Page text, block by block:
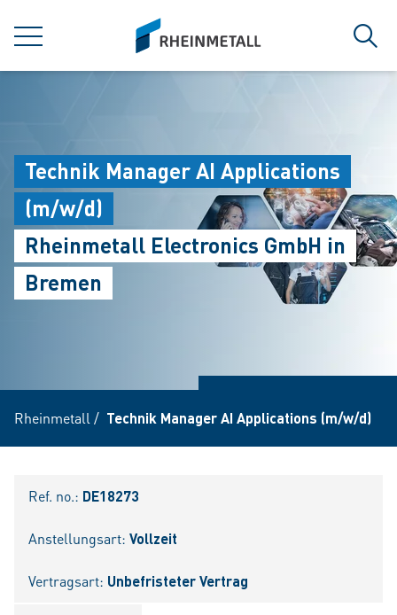
MENU
siteLogo
Technik Manager AI Applications
(m/w/d)
Rheinmetall Electronics GmbH in
Bremen
Rheinmetall / Technik Manager AI Applications (m/w/d)
Ref. no.: DE18273
Anstellungsart: Vollzeit
Vertragsart: Unbefristeter Vertrag